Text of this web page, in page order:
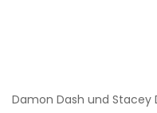
Damon Dash und Stacey